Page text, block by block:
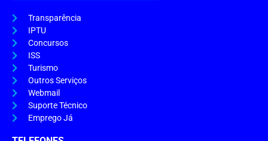
Transparência
IPTU
Concursos
ISS
Turismo
Outros Serviços
Webmail
Suporte Técnico
Emprego Já